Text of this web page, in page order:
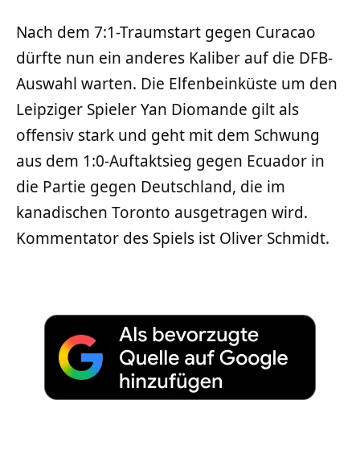
Nach dem 7:1-Traumstart gegen Curacao
dürfte nun ein anderes Kaliber auf die DFB-
Auswahl warten. Die Elfenbeinküste um den
Leipziger Spieler Yan Diomande gilt als
offensiv stark und geht mit dem Schwung
aus dem 1:0-Auftaktsieg gegen Ecuador in
die Partie gegen Deutschland, die im
kanadischen Toronto ausgetragen wird.
Kommentator des Spiels ist Oliver Schmidt.